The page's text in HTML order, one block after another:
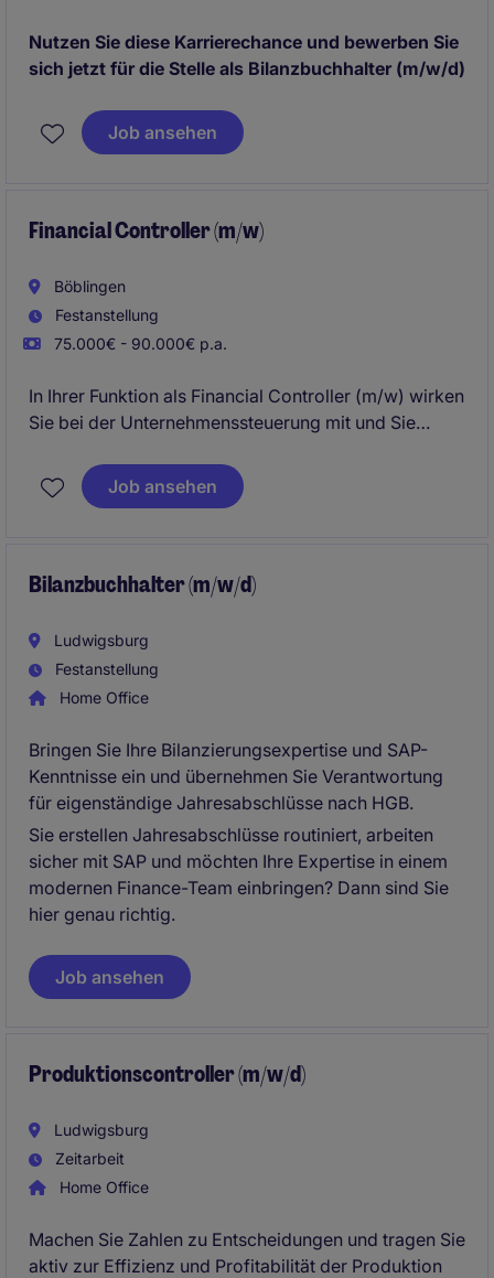
den wir uns freuen!
Nutzen Sie diese Karrierechance und bewerben Sie
sich jetzt für die Stelle als Bilanzbuchhalter (m/w/d)
Job ansehen
Financial Controller (m/w)
Böblingen
Festanstellung
75.000€ - 90.000€ p.a.
In Ihrer Funktion als Financial Controller (m/w) wirken
Sie bei der Unternehmenssteuerung mit und Sie
Accounting.Job ansehen
Bilanzbuchhalter (m/w/d)
Ludwigsburg
Festanstellung
Home Office
Bringen Sie Ihre Bilanzierungsexpertise und SAP-
Kenntnisse ein und übernehmen Sie Verantwortung
für eigenständige Jahresabschlüsse nach HGB.
Sie erstellen Jahresabschlüsse routiniert, arbeiten
sicher mit SAP und möchten Ihre Expertise in einem
modernen Finance-Team einbringen? Dann sind Sie
hier genau richtig.
Job ansehen
Produktionscontroller (m/w/d)
Ludwigsburg
Zeitarbeit
Home Office
Machen Sie Zahlen zu Entscheidungen und tragen Sie
aktiv zur Effizienz und Profitabilität der Produktion